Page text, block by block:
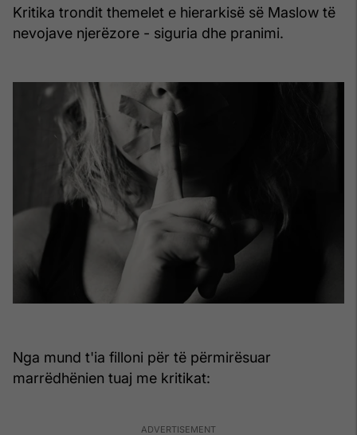
Kritika trondit themelet e hierarkisë së Maslow të
nevojave njerëzore - siguria dhe pranimi.
Nga mund t'ia filloni për të përmirësuar
marrëdhënien tuaj me kritikat: